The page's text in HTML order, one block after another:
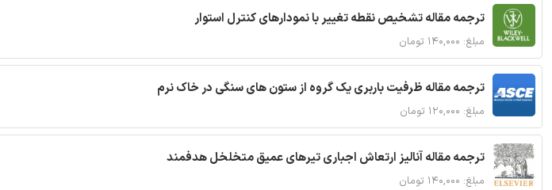
ترجمه مقاله تشخیص نقطه تغییر با نمودارهای کنترل استوار
مبلغ: ۱۴۰,۰۰۰ تومان
ترجمه مقاله ظرفیت باربری یک گروه از ستون های سنگی در خاک نرم
مبلغ: ۱۲۰,۰۰۰ تومان
ترجمه مقاله آنالیز ارتعاش اجباری تیرهای عمیق متخلخل هدفمند
مبلغ: ۱۴۰,۰۰۰ تومان